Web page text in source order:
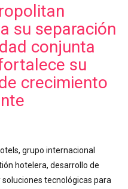
su separación
conjunta
su
crecimiento
grupo internacional
hotelera, desarrollo de
tecnológicas para